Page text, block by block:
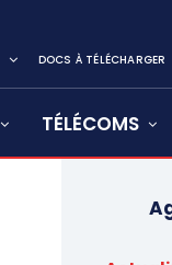
DOCS À TÉLÉCHARGER
TÉLÉCOMS